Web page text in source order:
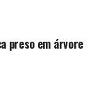
preso em árvore